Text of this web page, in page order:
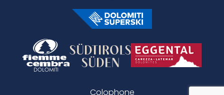
Colophone